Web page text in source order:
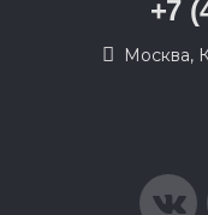
+7
Москва,